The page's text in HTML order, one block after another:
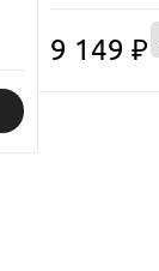
9 149₽